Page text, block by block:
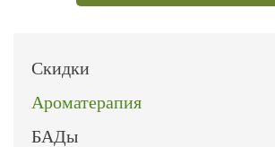
Скидки
Ароматерапия
БАДы